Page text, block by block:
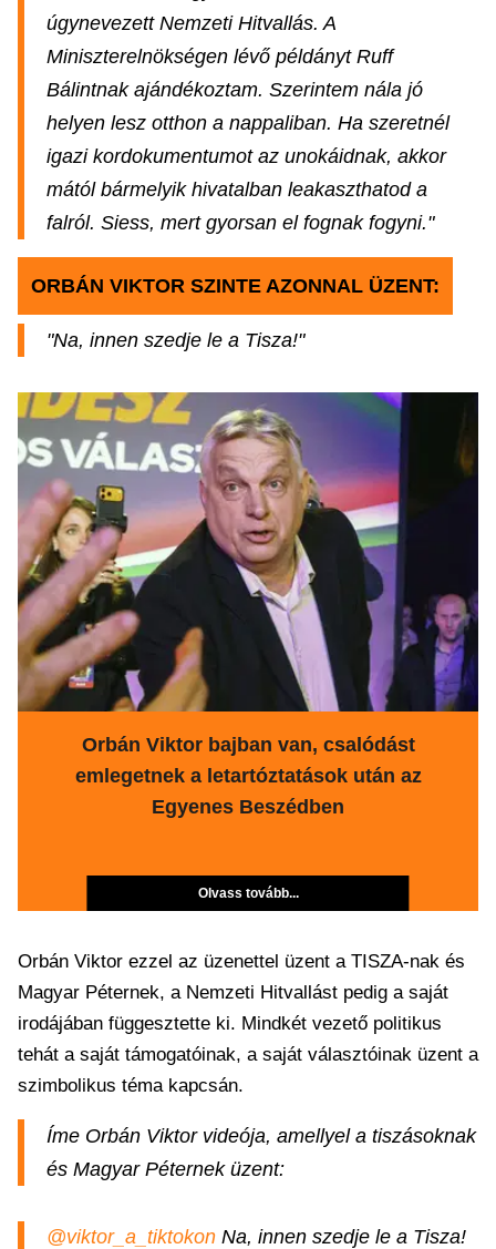
úgynevezett Nemzeti Hitvallás. A
Miniszterelnökségen lévő példányt Ruff
Bálintnak ajándékoztam. Szerintem nála jó
helyen lesz otthon a nappaliban. Ha szeretnél
igazi kordokumentumot az unokáidnak, akkor
mától bármelyik hivatalban leakaszthatod a
falról. Siess, mert gyorsan el fognak fogyni."
ORBÁN VIKTOR SZINTE AZONNAL ÜZENT:
"Na, innen szedje le a Tisza!"
Orbán Viktor bajban van, csalódást
emlegetnek a letartóztatások után az
Egyenes Beszédben
Olvass tovább...
Orbán Viktor ezzel az üzenettel üzent a TISZA-nak és
Magyar Péternek, a Nemzeti Hitvallást pedig a saját
irodájában függesztette ki. Mindkét vezető politikus
tehát a saját támogatóinak, a saját választóinak üzent a
szimbolikus téma kapcsán.
Íme Orbán Viktor videója, amellyel a tiszásoknak
és Magyar Péternek üzent:
@viktor_a_tiktokon Na, innen szedje le a Tisza!